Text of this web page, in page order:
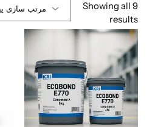
Showing all 9
results